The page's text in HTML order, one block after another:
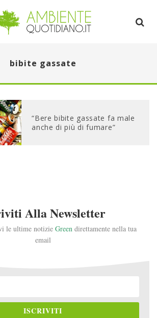
bibite gassate
“Bere bibite gassate fa male
anche di più di fumare”
Alla Newsletter
le ultime notizie Greendirettamente nella tua
email
ISCRIVITI